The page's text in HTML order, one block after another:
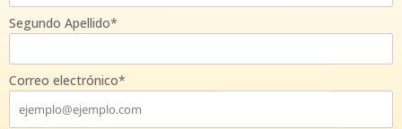
Segundo Apellido*
Correo electrónico*